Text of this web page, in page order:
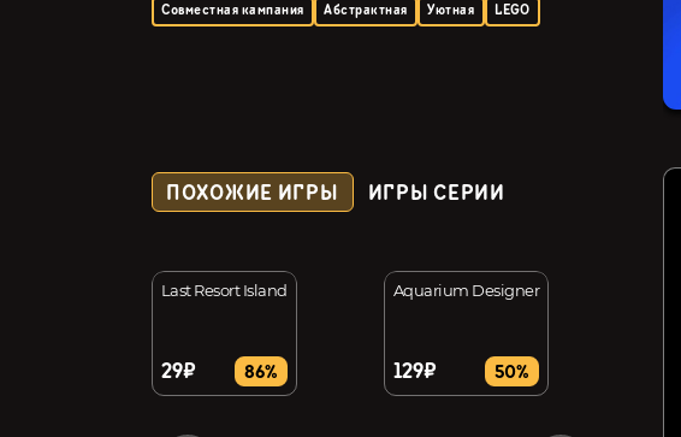
Совместная кампания
Абстрактная Уютная LEGO
ПОХОЖИЕ ИГРЫ ИГРЫ СЕРИИ
Last Resort Island
29₽ 86%
Aquarium Designer
129₽ 50%